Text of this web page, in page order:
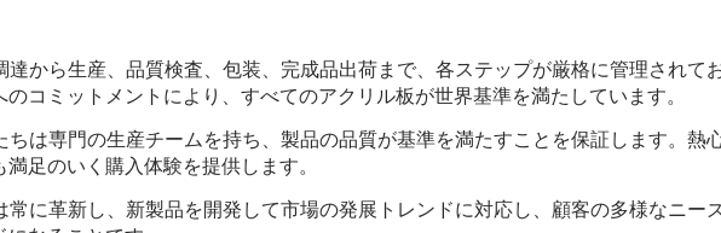
達から生産、品質検査、包装、完成品出荷まで、各ステップが厳格に管理されて
のコミットメントにより、すべてのアクリル板が世界基準を満たしています。
ちは専門の生産チームを持ち、製品の品質が基準を満たすことを保証します。
足のいく購入体験を提供します。
常に革新し、新製品を開発して市場の発展トレンドに対応し、顧客の多様なニー